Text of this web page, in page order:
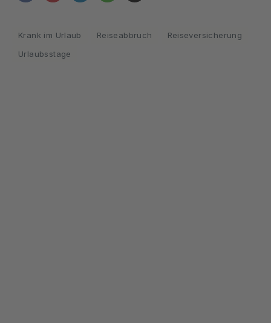
Krank im Urlaub Reiseabbruch
Reiseversicherung
Urlaubsstage